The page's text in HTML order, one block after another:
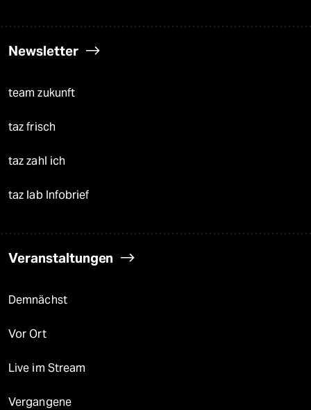
Newsletter
team zukunft
taz frisch
taz zahl ich
taz lab Infobrief
Veranstaltungen
Demnächst
Vor Ort
Live im Stream
Vergangene